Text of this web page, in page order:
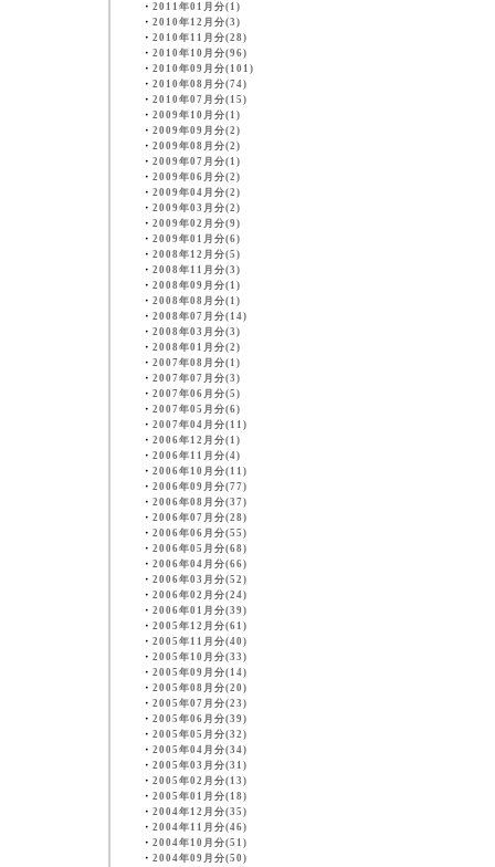
・ 2011年01月分(1)
・ 2010年12月分(3)
・ 2010年11月分(28)
・ 2010年10月分(96)
・ 2010年09月分(101)
・ 2010年08月分(74)
・ 2010年07月分(15)
・ 2009年10月分(1)
・ 2009年09月分(2)
・ 2009年08月分(2)
・ 2009年07月分(1)
・ 2009年06月分(2)
・ 2009年04月分(2)
・ 2009年03月分(2)
・ 2009年02月分(9)
・ 2009年01月分(6)
・ 2008年12月分(5)
・ 2008年11月分(3)
・ 2008年09月分(1)
・ 2008年08月分(1)
・ 2008年07月分(14)
・ 2008年03月分(3)
・ 2008年01月分(2)
・ 2007年08月分(1)
・ 2007年07月分(3)
・ 2007年06月分(5)
・ 2007年05月分(6)
・ 2007年04月分(11)
・ 2006年12月分(1)
・ 2006年11月分(4)
・ 2006年10月分(11)
・ 2006年09月分(77)
・ 2006年08月分(37)
・ 2006年07月分(28)
・ 2006年06月分(55)
・ 2006年05月分(68)
・ 2006年04月分(66)
・ 2006年03月分(52)
・ 2006年02月分(24)
・ 2006年01月分(39)
・ 2005年12月分(61)
・ 2005年11月分(40)
・ 2005年10月分(33)
・ 2005年09月分(14)
・ 2005年08月分(20)
・ 2005年07月分(23)
・ 2005年06月分(39)
・ 2005年05月分(32)
・ 2005年04月分(34)
・ 2005年03月分(31)
・ 2005年02月分(13)
・ 2005年01月分(18)
・ 2004年12月分(35)
・ 2004年11月分(46)
・ 2004年10月分(51)
・ 2004年09月分(50)